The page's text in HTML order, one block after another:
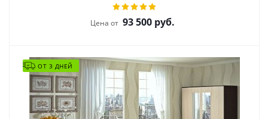
Цена от 93 500 руб.
ОТ 3 ДНЕЙ